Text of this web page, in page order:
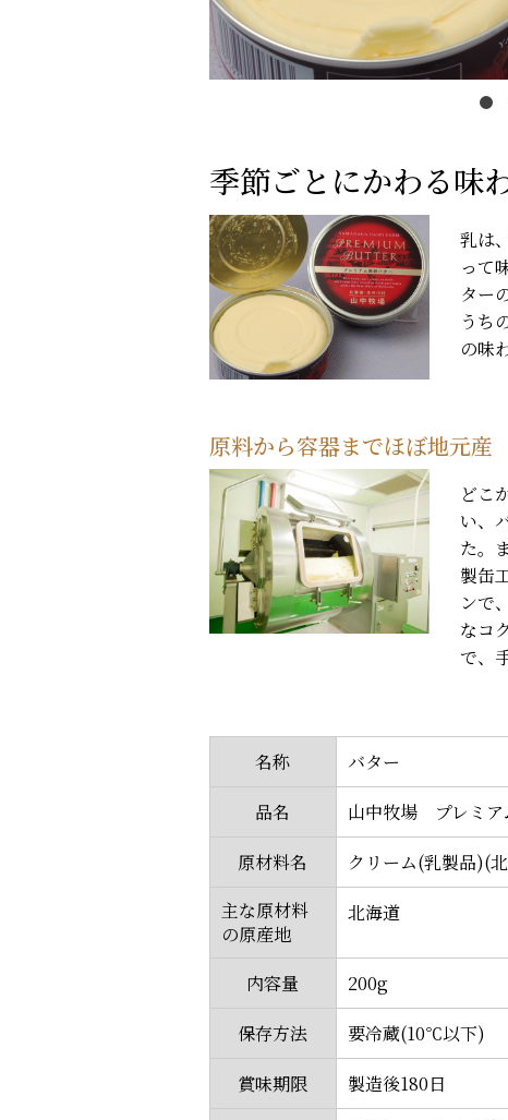
季節ごとにかわる味
乳は
って
ター
うち
の味
原料から容器までほぼ地元産
どこ
い、
た。
製缶
ンで
なコ
で、
名称
バター
品名
山中牧場 プレミア
原材料名
クリーム(乳製品)(
主な原材料
の原産地
北海道
内容量
200g
保存方法
要冷蔵(10℃以下)
賞味期限
製造後180日